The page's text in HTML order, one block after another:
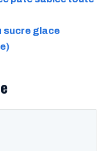
sucre glace